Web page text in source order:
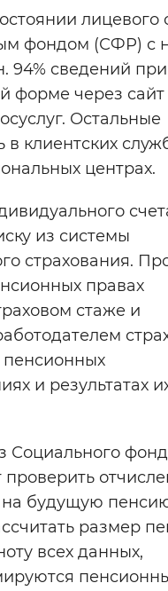
фон
Выключены
настройки
лицевого
фондом (СФР) с
94% сведений
форме через сайт
Остальные
клиентских
центрах.
из системы
страхования.
правах
стаже и
пенсионных
и результатах
Социального
будущую
размер
всех данных,